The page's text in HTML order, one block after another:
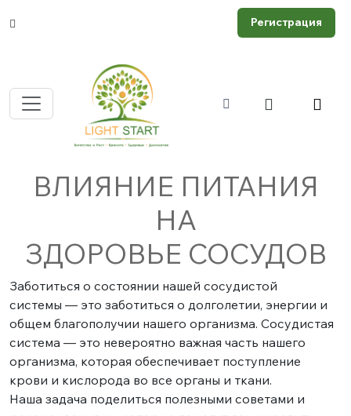
Регистрация
ВЛИЯНИЕ ПИТАНИЯ
НА
ЗДОРОВЬЕ СОСУДОВ
Заботиться о состоянии нашей сосудистой
системы — это заботиться о долголетии, энергии и
общем благополучии нашего организма. Сосудистая
система — это невероятно важная часть нашего
организма, которая обеспечивает поступление
крови и кислорода во все органы и ткани.
Наша задача поделиться полезными советами и